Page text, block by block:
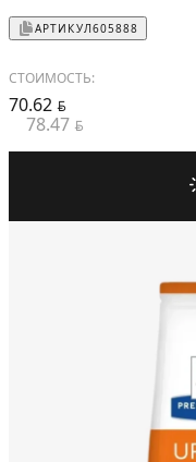
АРТИКУЛ605888
СТОИМОСТЬ:
70.62 BYN
78.47 BYN